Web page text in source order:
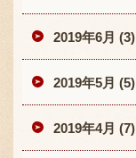
2019年6月 (3)
2019年5月 (5)
2019年4月 (7)